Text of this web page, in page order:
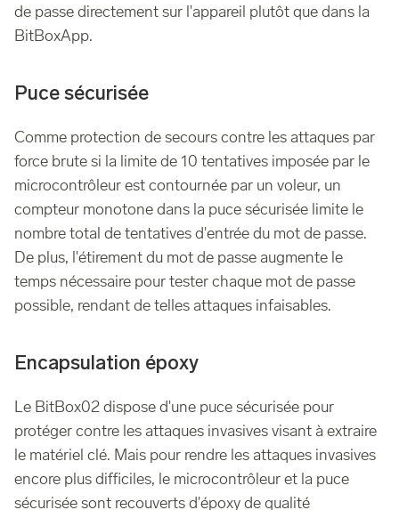
de passe directement sur l'appareil plutôt que dans la
BitBoxApp.
Puce sécurisée
Comme protection de secours contre les attaques par
force brute si la limite de 10 tentatives imposée par le
microcontrôleur est contournée par un voleur, un
compteur monotone dans la puce sécurisée limite le
nombre total de tentatives d'entrée du mot de passe.
De plus, l'étirement du mot de passe augmente le
temps nécessaire pour tester chaque mot de passe
possible, rendant de telles attaques infaisables.
Encapsulation époxy
Le BitBox02 dispose d'une puce sécurisée pour
protéger contre les attaques invasives visant à extraire
le matériel clé. Mais pour rendre les attaques invasives
encore plus difficiles, le microcontrôleur et la puce
sécurisée sont recouverts d'époxy de qualité